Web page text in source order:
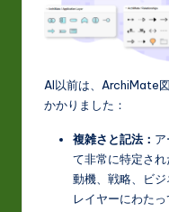
&
S
AI以前は、ArchiMate
かかりました：
複雑さと記法：
て非常に特定され
動機、戦略、ビ
レイヤーにわた